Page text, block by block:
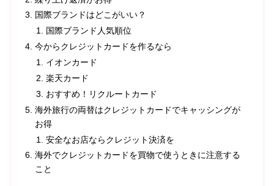
国際ブランドはどこがいい？
国際ブランド人気順位
今からクレジットカードを作るなら
イオンカード
楽天カード
おすすめ！リクルートカード
海外旅行の両替はクレジットカードでキャッシングが
お得
安全なお店ならクレジット決済を
海外でクレジットカードを買物で使うときに注意する
こと